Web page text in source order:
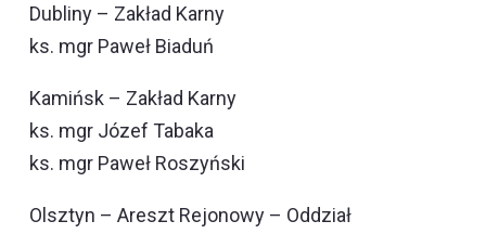
Dubliny – Zakład Karny
ks. mgr Paweł Biaduń
Kamińsk – Zakład Karny
ks. mgr Józef Tabaka
ks. mgr Paweł Roszyński
Olsztyn – Areszt Rejonowy – Oddział